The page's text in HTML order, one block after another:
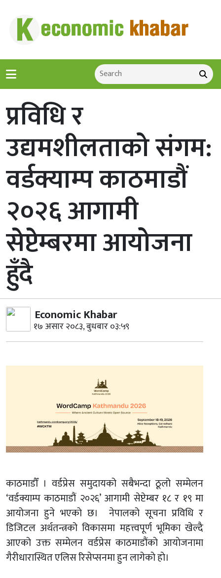
प्रविधि र
उद्यमशीलताको संगम:
वर्डक्याम्प काठमाडौं
२०२६ आगामी
सेप्टेम्बरमा आयोजना
हुँदै
Economic Khabar
१७ असार २०८३, बुधबार ०३:५९
काठमाडौँ । वर्डप्रेस समुदायको सबैभन्दा ठूलो सम्मेलन
‘वर्डक्याम्प काठमाडौं २०२६’ आगामी सेप्टेम्बर १८ र १९ मा
आयोजना हुने भएकाे छ। नेपालको सूचना प्रविधि र
डिजिटल अर्थतन्त्रको विकासमा महत्त्वपूर्ण भूमिका खेल्दै
आएको उक्त सम्मेलन वर्डप्रेस काठमाडौंकाे आयाेजनामा
गैरीधारास्थित एलिस रिसेप्सनमा हुन लागेकाे हाे।